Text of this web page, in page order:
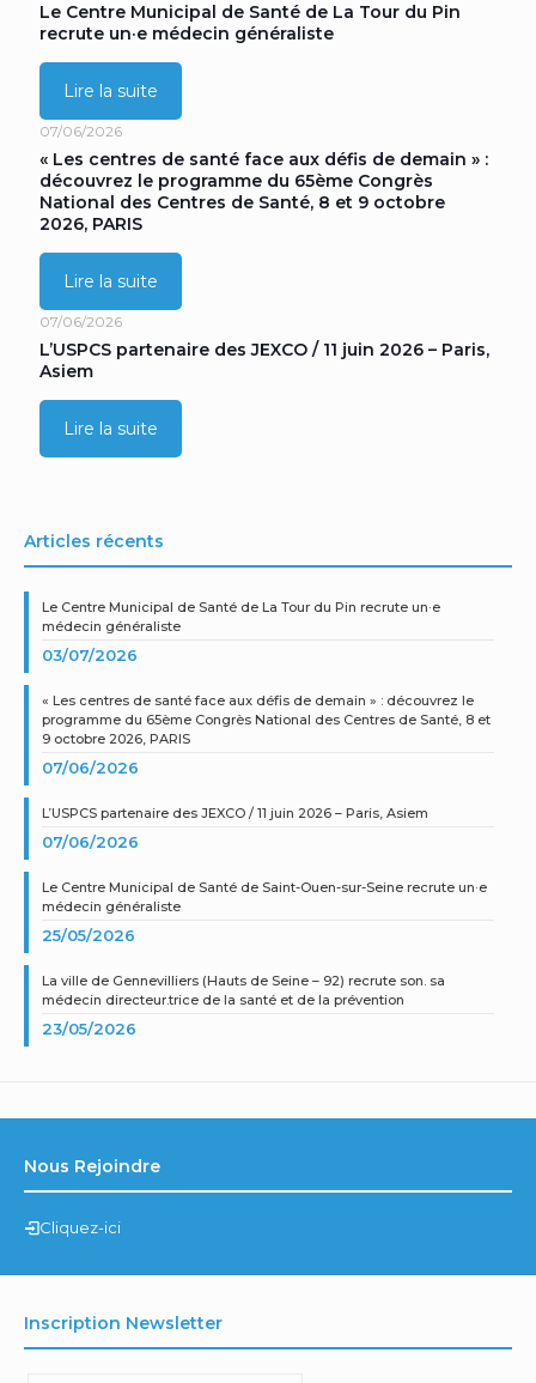
Le Centre Municipal de Santé de La Tour du Pin
recrute un·e médecin généraliste
Lire la suite
07/06/2026
« Les centres de santé face aux défis de demain » :
découvrez le programme du 65ème Congrès
National des Centres de Santé, 8 et 9 octobre
2026, PARIS
Lire la suite
07/06/2026
L’USPCS partenaire des JEXCO / 11 juin 2026 – Paris,
Asiem
Lire la suite
Articles récents
Le Centre Municipal de Santé de La Tour du Pin recrute un·e
médecin généraliste
03/07/2026
« Les centres de santé face aux défis de demain » : découvrez le
programme du 65ème Congrès National des Centres de Santé, 8 et
9 octobre 2026, PARIS
07/06/2026
L’USPCS partenaire des JEXCO / 11 juin 2026 – Paris, Asiem
07/06/2026
Le Centre Municipal de Santé de Saint-Ouen-sur-Seine recrute un·e
médecin généraliste
25/05/2026
La ville de Gennevilliers (Hauts de Seine – 92) recrute son. sa
médecin directeur.trice de la santé et de la prévention
23/05/2026
Nous Rejoindre
Cliquez-ici
Inscription Newsletter